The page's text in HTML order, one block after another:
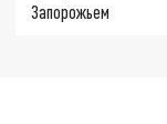
Запорожьем